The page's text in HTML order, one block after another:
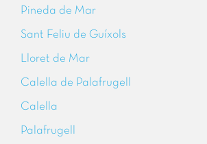
Pineda de Mar
Sant Feliu de Guíxols
Lloret de Mar
Calella de Palafrugell
Calella
Palafrugell